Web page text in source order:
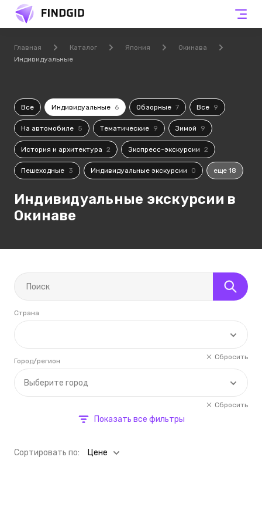
Главная Каталог Япония
Окинава
Индивидуальные
Все Индивидуальные 6 Обзорные 7 Все 9
На автомобиле 5 Тематические 9 Зимой 9
История и архитектура 2 Экспресс-экскурсии 2
Пешеходные 3 Индивидуальные экскурсии 0 еще 18
Индивидуальные экскурсии в
Окинаве
Страна
Сбросить
Выберите город
Город/регион
Сбросить
Показать все фильтры
Cортировать по: Цене